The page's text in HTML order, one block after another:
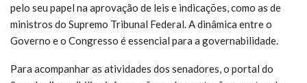
pelo seu papel na aprovação de leis e indicações, como as de
ministros do Supremo Tribunal Federal. A dinâmica entre o
Governo e o Congresso é essencial para a governabilidade.
Para acompanhar as atividades dos senadores, o portal do